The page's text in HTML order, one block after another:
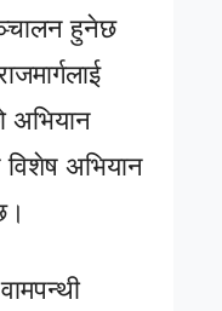
हुनेछ
अभियान
अभियान